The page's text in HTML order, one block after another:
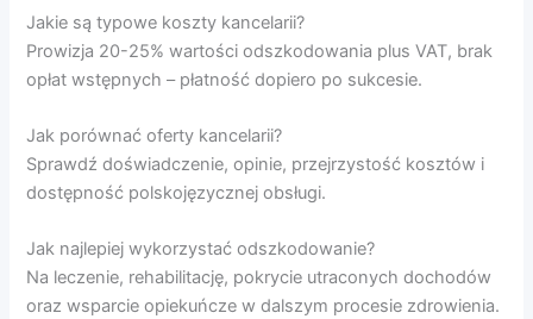
Jakie są typowe koszty kancelarii?
Prowizja 20-25% wartości odszkodowania plus VAT, brak
opłat wstępnych – płatność dopiero po sukcesie.
Jak porównać oferty kancelarii?
Sprawdź doświadczenie, opinie, przejrzystość kosztów i
dostępność polskojęzycznej obsługi.
Jak najlepiej wykorzystać odszkodowanie?
Na leczenie, rehabilitację, pokrycie utraconych dochodów
oraz wsparcie opiekuńcze w dalszym procesie zdrowienia.